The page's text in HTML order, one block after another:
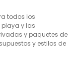
todos los
playa y las
y paquetes de
y estilos de